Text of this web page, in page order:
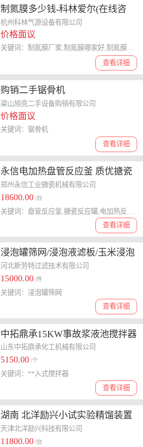
制氮膜多少钱-科林爱尔(在线咨
询)-上海制氮膜
杭州科林气源设备有限公司
价格面议
查看详细
关键词：制氮膜厂家,制氮膜哪家好,制氮膜多少钱,制氮膜价格,制氮膜找哪家
购销二手锯骨机
梁山旭亮二手设备购销有限公司
价格面议
查看详细
关键词：锯骨机
永信电加热盘管反应釜 质优搪瓷
反应罐
郑州永信工业搪瓷机械有限公司
18600.00 /台
查看详细
浸泡罐筛网/浸泡液滤板/玉米浸泡
罐筛网
河北斯劳特过滤技术有限公司
15000.00 /件
查看详细
关键词：浸泡罐筛网
中拓鼎承15KW事故浆液池搅拌器
服务周到 品质精良
山东中拓鼎承化工机械有限公司
5150.00 /个
查看详细
关键词：**入式搅拌器
湖南 北洋励兴小试实验精馏装置
天津北洋励兴科技有限公司
11800.00 /台